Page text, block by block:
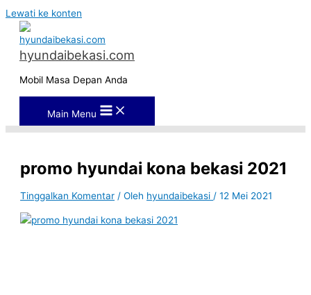
Lewati ke konten
hyundaibekasi.com
Mobil Masa Depan Anda
Main Menu
promo hyundai kona bekasi 2021
Tinggalkan Komentar / Oleh hyundaibekasi/12 Mei 2021